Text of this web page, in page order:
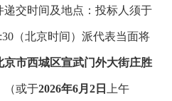
递交时间及地点：投标人须于
（北京时间）派代表当面将
京市西城区宣武门外大街庄胜
（或于2026年6月2日 上午